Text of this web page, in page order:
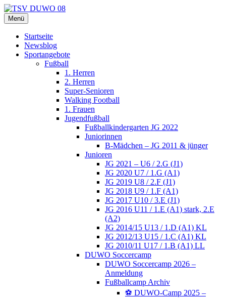
Zum
Inhalt
springen
TSV DUWO 08
Hamburg Sportverein Ohlstedt
Menü
Startseite
Newsblog
Sportangebote
Fußball
1. Herren
2. Herren
Super-Senioren
Walking Football
1. Frauen
Jugendfußball
Fußballkindergarten JG 2022
Juniorinnen
B-Mädchen – JG 2011 & jünger
Junioren
JG 2021 – U6 / 2.G (J1)
JG 2020 U7 / 1.G (A1)
JG 2019 U8 / 2.F (J1)
JG 2018 U9 / 1.F (A1)
JG 2017 U10 / 3.E (J1)
JG 2016 U11 / 1.E (A1) stark, 2.E
(A2)
JG 2014/15 U13 / 1.D (A1) KL
JG 2012/13 U15 / 1.C (A1) KL
JG 2010/11 U17 / 1.B (A1) LL
DUWO Soccercamp
DUWO Soccercamp 2026 –
Anmeldung
Fußballcamp Archiv
⚽️ DUWO-Camp 2025 –